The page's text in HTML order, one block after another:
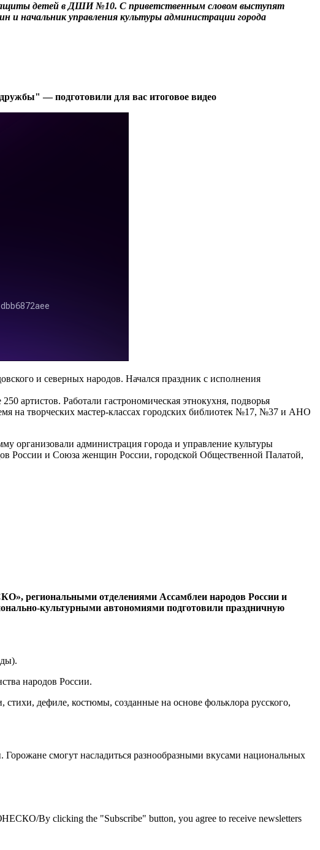
детей в ДШИ №10. С приветственным словом выступят
и начальник управления культуры администрации города
— подготовили для вас итоговое видео
и северных народов. Начался праздник с исполнения
артистов. Работали гастрономическая этнокухня, подворья
на творческих мастер-классах городских библиотек №17, №37 и АНО
администрация города и управление культуры
России и Союза женщин России, городской Общественной Палатой,
региональными отделениями Ассамблеи народов России и
культурными автономиями подготовили праздничную
народов России.
дефиле, костюмы, созданные на основе фольклора русского,
Горожане смогут насладиться разнообразными вкусами национальных
By clicking the "Subscribe" button, you agree to receive newsletters